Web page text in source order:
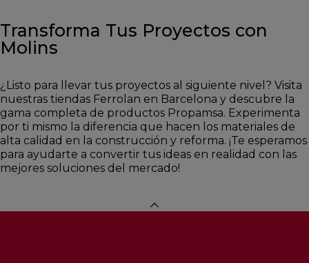
Transforma Tus Proyectos con
Molins
¿Listo para llevar tus proyectos al siguiente nivel? Visita
nuestras tiendas Ferrolan en Barcelona y descubre la
gama completa de productos Propamsa. Experimenta
por ti mismo la diferencia que hacen los materiales de
alta calidad en la construcción y reforma. ¡Te esperamos
para ayudarte a convertir tus ideas en realidad con las
mejores soluciones del mercado!